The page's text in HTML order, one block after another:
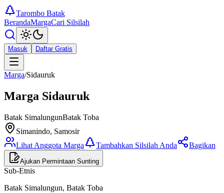
Tarombo Batak
BerandaMargaCari Silsilah
Masuk Daftar Gratis
Marga/Sidauruk
Marga Sidauruk
Batak SimalungunBatak Toba
Simanindo, Samosir
Lihat Anggota Marga
Tambahkan Silsilah Anda Bagikan
Ajukan Permintaan Sunting
Sub-Etnis
Batak Simalungun, Batak Toba